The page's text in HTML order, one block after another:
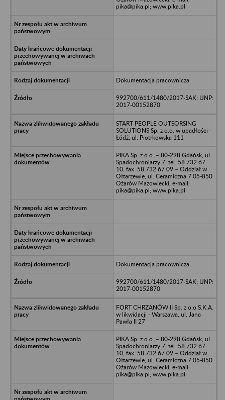
pika@pika.pl; www.pika.pl
Dokumentacja pracownicza
992700/611/1480/2017-SAK; UNP:
2017-00152870
START PEOPLE OUTSORSING
SOLUTIONS Sp. z o.o. w upadłości -
Łódź, ul. Piotrkowska 111
PIKA Sp. z o.o. – 80-298 Gdańsk, ul.
Spadochroniarzy 7, tel. 58 732 67
10; fax. 58 732 67 09 – Oddział w
Ołtarzewie, ul. Ceramiczna 7 05-850
Ożarów Mazowiecki, e-mail:
pika@pika.pl; www.pika.pl
Dokumentacja pracownicza
992700/611/1480/2017-SAK; UNP:
2017-00152870
FORT CHRZANÓW II Sp. z o.o S.K.A.
w likwidacji - Warszawa, ul. Jana
Pawła II 27
PIKA Sp. z o.o. – 80-298 Gdańsk, ul.
Spadochroniarzy 7, tel. 58 732 67
10; fax. 58 732 67 09 – Oddział w
Ołtarzewie, ul. Ceramiczna 7 05-850
Ożarów Mazowiecki, e-mail:
pika@pika.pl; www.pika.pl